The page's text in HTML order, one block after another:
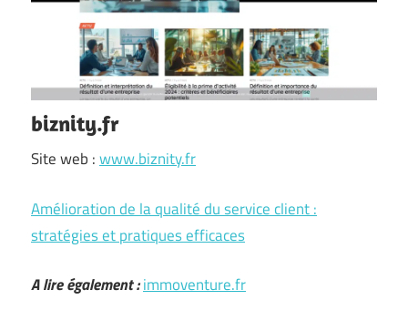
biznity.fr
Site web :www.biznity.fr
Amélioration de la qualité du service client :
stratégies et pratiques efficaces
A lire également :immoventure.fr